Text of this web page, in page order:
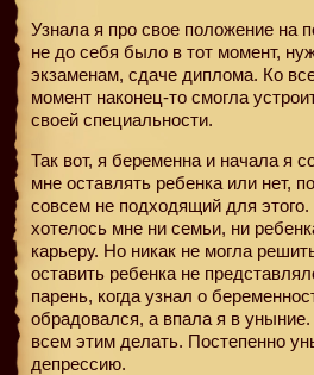
Узнала я про свое положение на
не до себя было в тот момент,
экзаменам, сдаче диплома. Ко
момент наконец-то смогла
своей специальности.
Так вот, я беременна и начала я
мне оставлять ребенка или нет,
совсем не подходящий для этого.
хотелось мне ни семьи, ни
карьеру. Но никак не могла
оставить ребенка не
парень, когда узнал о
обрадовался, а впала я в
всем этим делать. Постепенно
депрессию.